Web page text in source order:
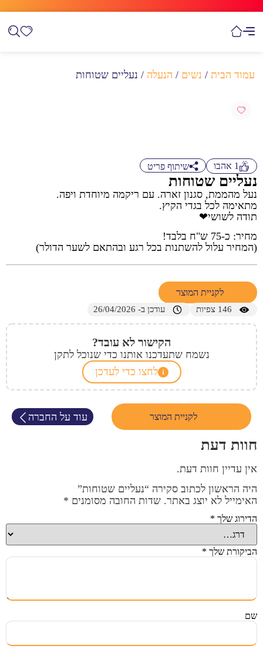
עמוד הבית / נשים / הנעלה / נעליים שטוחות
1 אהבו שיתוף פריט
נעליים שטוחות
נעל מהממת, סגנון זארה. עם ריקמה מיוחדת ויפה.
מתאימה לכל בגדי הקיץ.
תודה לשושי❤
מחיר: כ-75 ש"ח בלבד!
(המחיר עלול להשתנות בכל רגע ובהתאם לשער הדולר)
לקניית המוצר
146 צפיות עודכן ב- 26/04/2026
הקישור לא עובד?
נשמח שתעדכנו אותנו כדי שנוכל לתקן
לחצו כדי לעדכן
לקניית המוצר עוד על החברה
חוות דעת
אין עדיין חוות דעת.
היה הראשון לכתוב סקירה “נעליים שטוחות”
האימייל לא יוצג באתר. שדות החובה מסומנים *
הדירוג שלך *
הביקורת שלך *
שם